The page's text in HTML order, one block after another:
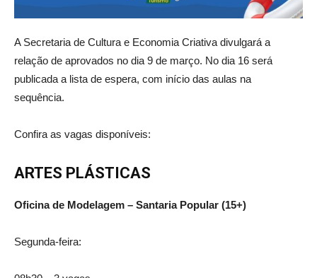
A Secretaria de Cultura e Economia Criativa divulgará a
relação de aprovados no dia 9 de março. No dia 16 será
publicada a lista de espera, com início das aulas na
sequência.
Confira as vagas disponíveis:
ARTES PLÁSTICAS
Oficina de Modelagem – Santaria Popular (15+)
Segunda-feira: